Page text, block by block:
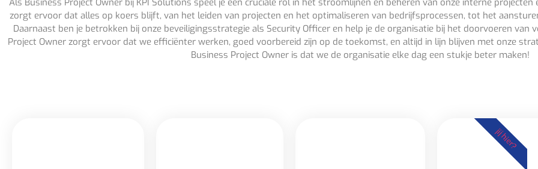
Als Business Project Owner bij KPI Solutions speel je een cruciale rol in het stroomlijnen en beheren van onze interne projecten
zorgt ervoor dat alles op koers blijft, van het leiden van projecten en het optimaliseren van bedrijfsprocessen, tot het
Daarnaast ben je betrokken bij onze beveiligingsstrategie als Security Officer en help je de organisatie bij het doorvoeren van
Project Owner zorgt ervoor dat we efficiënter werken, goed voorbereid zijn op de toekomst, en altijd in lijn blijven met onze
Business Project Owner is dat we de organisatie elke dag een stukje beter maken!
jij hier?